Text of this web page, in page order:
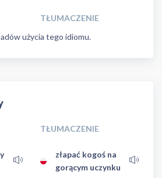
TŁUMACZENIE
użycia tego idiomu.
TŁUMACZENIE
złapać kogoś na
gorącym uczynku